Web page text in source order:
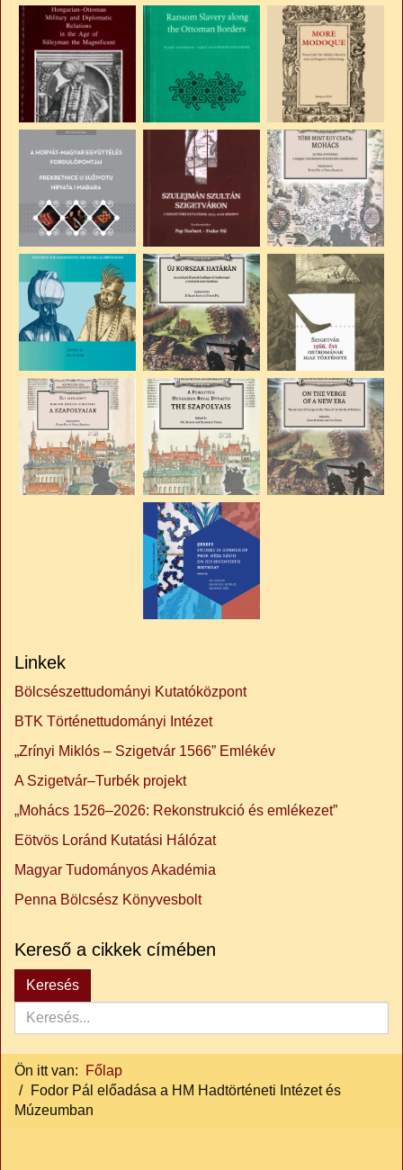
Linkek
Bölcsészettudományi Kutatóközpont
BTK Történettudományi Intézet
„Zrínyi Miklós – Szigetvár 1566” Emlékév
A Szigetvár–Turbék projekt
„Mohács 1526–2026: Rekonstrukció és emlékezet”
Eötvös Loránd Kutatási Hálózat
Magyar Tudományos Akadémia
Penna Bölcsész Könyvesbolt
Kereső a cikkek címében
Keresés
Ön itt van:
Főlap
Fodor Pál előadása a HM Hadtörténeti Intézet és
Múzeumban